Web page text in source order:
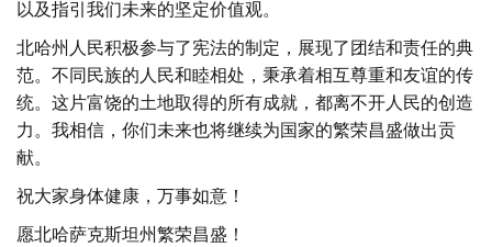
以及指引我们未来的坚定价值观。
北哈州人民积极参与了宪法的制定，展现了团结和责任的典
范。不同民族的人民和睦相处，秉承着相互尊重和友谊的传
统。这片富饶的土地取得的所有成就，都离不开人民的创造
力。我相信，你们未来也将继续为国家的繁荣昌盛做出贡
献。
祝大家身体健康，万事如意！
愿北哈萨克斯坦州繁荣昌盛！